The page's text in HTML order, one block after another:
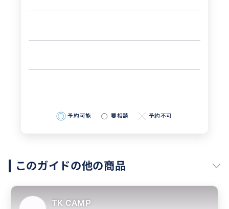
予約可能 要相談 予約不可
このガイドの他の商品
TK CAMP